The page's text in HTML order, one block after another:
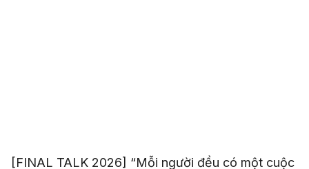
[FINAL TALK 2026] “Mỗi người đều có một cuộc